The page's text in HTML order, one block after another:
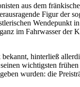
aus dem
Figur der
Wendepunkt
im Fahrwasser der
hinterließ
wichtigsten
wurden: die